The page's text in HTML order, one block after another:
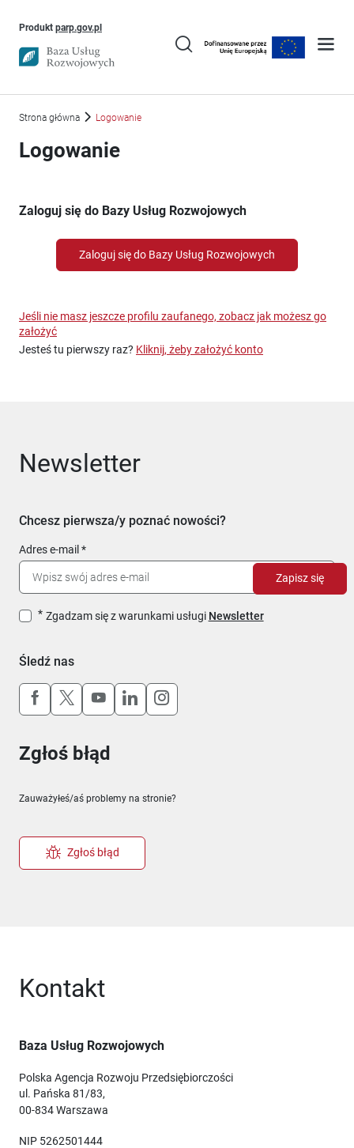
Produkt parp.gov.plUwaga, link otworzy się w nowym oknie
Strona główna Logowanie
Logowanie
Zaloguj się do Bazy Usług Rozwojowych
Zaloguj się do Bazy Usług Rozwojowych
Jeśli nie masz jeszcze profilu zaufanego, zobacz jak możesz go
założyć
Jesteś tu pierwszy raz? Kliknij, żeby założyć konto
Newsletter
Chcesz pierwsza/y poznać nowości?
Adres e-mail
Zgadzam się z warunkami usługi Newsletter
Zapisz się
Śledź nas
Uwaga, link otworzy się w nowym oknie
Uwaga, link otworzy się w nowym oknie
Uwaga, link otworzy się w nowym
Uwaga, link otworzy się w
Uwaga, link otworzy się w
Zgłoś błąd
Zauważyłeś/aś problemy na stronie?
Zgłoś błąd
Kontakt
Baza Usług Rozwojowych
Polska Agencja Rozwoju Przedsiębiorczości
ul. Pańska 81/83,
00-834 Warszawa
NIP 5262501444